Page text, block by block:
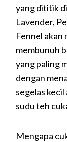
yang dititik
Lavender,
Fennel akan
membunuh
yang paling
dengan
segelas kecil
sudu teh
Mengapa